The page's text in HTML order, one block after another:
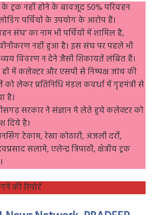
ट्रक नहीं होने के बावजूद 50% परिवहन
पर्चियों के उपयोग के आरोप हैं।
संघ’ का नाम भी पर्चियों में शामिल है,
नहीं हुआ है। इस संघ पर पहले भी
विवरण न देने जैसी शिकायतें लंबित हैं।
ही में कलेक्टर और एसपी से निष्पक्ष जांच की
लेकर प्रतिनिधि मंडल कवर्धा में गृहमंत्री से
है।
सरकार ने संज्ञान मे लेते हुये कलेक्टर को
दिये है।
टेकाम, रेखा कोठारी, अंजली दर्रो,
सलामे, एलेन्द्र त्रिपाठी, क्षेत्रीय ट्रक
की रिपोर्ट